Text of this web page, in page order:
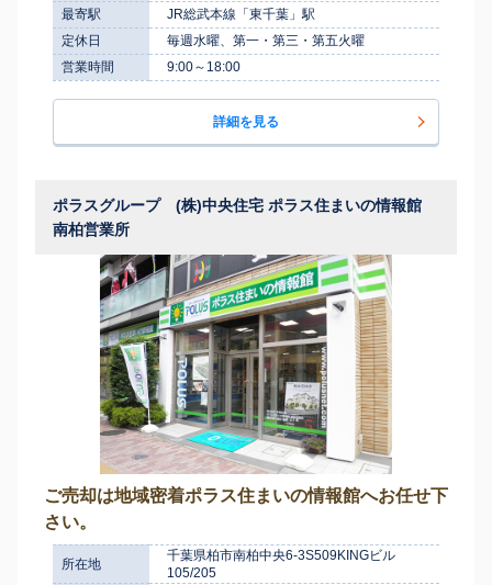
最寄駅
JR総武本線「東千葉」駅
定休日
毎週水曜、第一・第三・第五火曜
営業時間
9:00～18:00
詳細を見る
ポラスグループ (株)中央住宅 ポラス住まいの情報館
南柏営業所
ご売却は地域密着ポラス住まいの情報館へお任せ下
さい。
所在地
千葉県柏市南柏中央6-3S509KINGビル
105/205